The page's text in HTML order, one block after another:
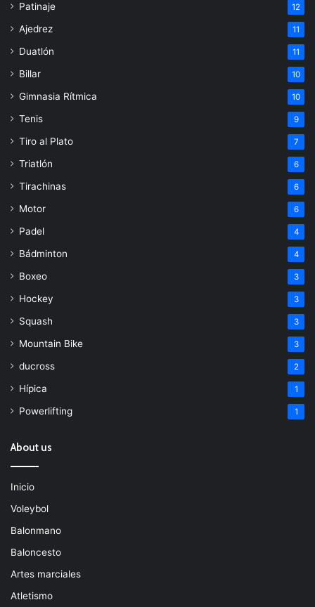
Patinaje 12
Ajedrez 11
Duatlón 11
Billar 10
Gimnasia Rítmica 10
Tenis 9
Tiro al Plato 7
Triatlón 6
Tirachinas 6
Motor 6
Padel 4
Bádminton 4
Boxeo 3
Hockey 3
Squash 3
Mountain Bike 3
ducross 2
Hípica 1
Powerlifting 1
About us
Inicio
Voleybol
Balonmano
Baloncesto
Artes marciales
Atletismo